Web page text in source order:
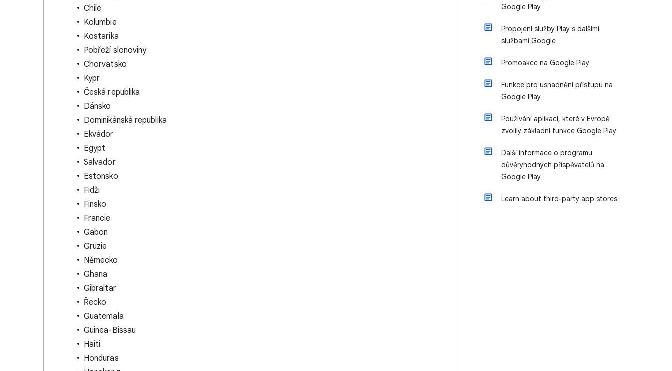
Chile
Kolumbie
Kostarika
Pobřeží slonoviny
Chorvatsko
Kypr
Česká republika
Dánsko
Dominikánská republika
Ekvádor
Egypt
Salvador
Estonsko
Fidži
Finsko
Francie
Gabon
Gruzie
Německo
Ghana
Gibraltar
Řecko
Guatemala
Guinea-Bissau
Haiti
Honduras
Google Play
Propojení služby Play s dalšími
službami Google
Promoakce na Google Play
Funkce pro usnadnění přístupu na
Google Play
Používání aplikací, které v Evropě
zvolily základní funkce Google Play
Další informace o programu
důvěryhodných přispěvatelů na
Google Play
Learn about third-party app stores